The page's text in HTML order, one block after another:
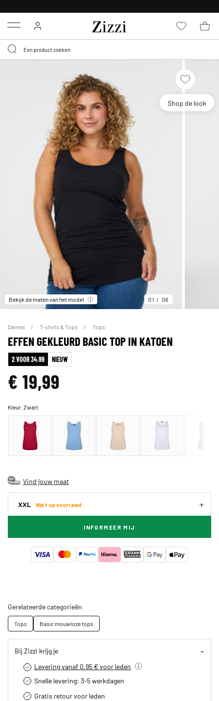
Menu
Shop de look
Bekijk de maten van het model 01 06
Dames T-shirts & Tops Tops
EFFEN GEKLEURD BASIC TOP IN KATOEN
2 VOOR 34.99 NIEUW
€ 19,99
Kleur:Zwart
Vind jouw maat
XXL Niet op voorraad
INFORMEER MIJ
Gerelateerde categorieën
Tops Basic mouwloze tops
Bij Zizzi krijg je
Levering vanaf 0.95 € voor leden
Snelle levering: 3-5 werkdagen
Gratis retour voor leden